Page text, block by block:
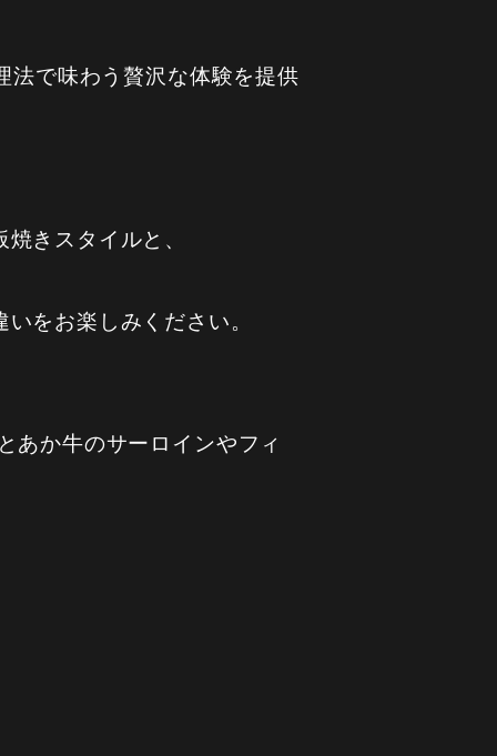
法で味わう贅沢な体験を提供
きスタイルと、
をお楽しみください。
あか牛のサーロインやフィ